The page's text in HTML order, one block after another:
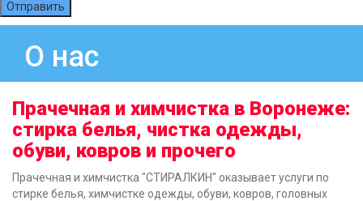
О нас
Прачечная и химчистка в Воронеже:
стирка белья, чистка одежды,
обуви, ковров и прочего
Прачечная и химчистка "СТИРАЛКИН" оказывает услуги по
стирке белья, химчистке одежды, обуви, ковров, головных